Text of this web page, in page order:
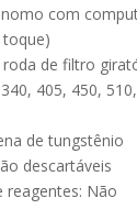
com
toque)
de filtro
405, 450,
de tungstênio
descartáveis
reagentes: Não